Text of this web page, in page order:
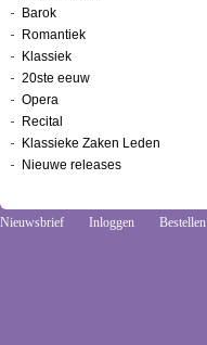
Barok
Romantiek
Klassiek
20ste eeuw
Opera
Recital
Klassieke Zaken Leden
Nieuwe releases
Nieuwsbrief Inloggen Bestellen